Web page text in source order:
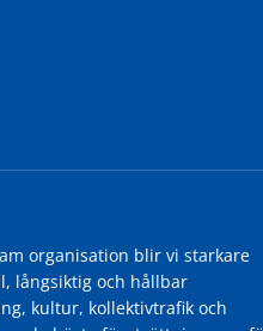
organisation blir vi starkare
långsiktig och hållbar
kultur, kollektivtrafik och